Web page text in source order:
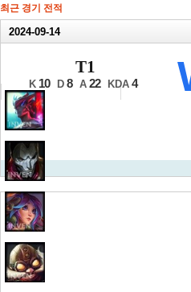
최근 경기 전적
2024-09-14
최종전 5세트
T1
K 10 D 8 A 22 KDA 4